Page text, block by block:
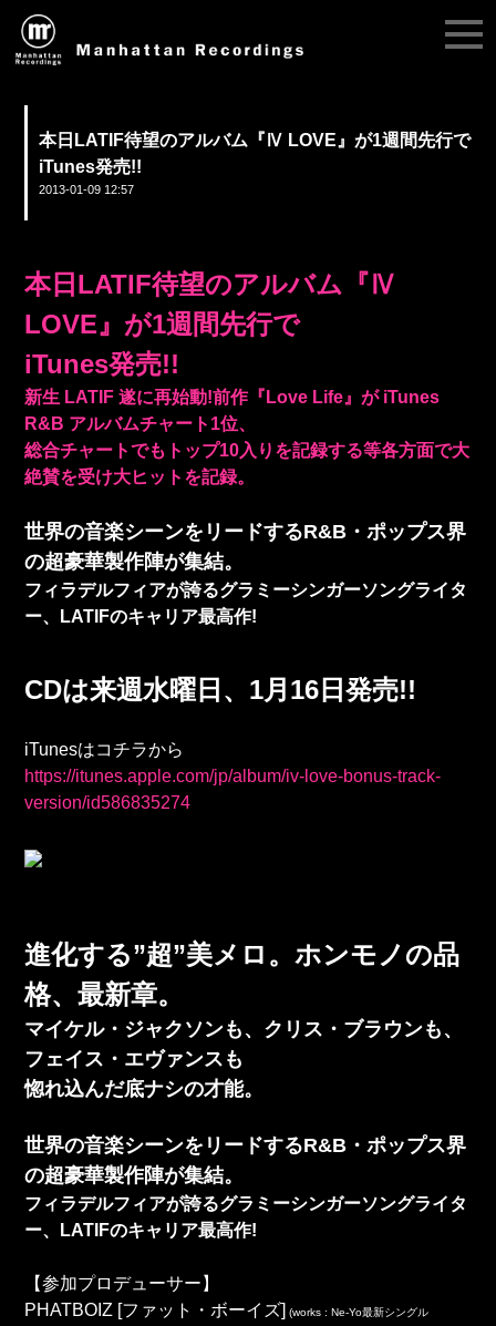
本日LATIF待望のアルバム『Ⅳ LOVE』が1週間先行で
iTunes発売!!
2013-01-09 12:57
本日LATIF待望のアルバム『Ⅳ
LOVE』が1週間先行で
iTunes発売!!
新生 LATIF 遂に再始動!前作『Love Life』が iTunes
R&B アルバムチャート1位、
総合チャートでもトップ10入りを記録する等各方面で大
絶賛を受け大ヒットを記録。
世界の音楽シーンをリードするR&B・ポップス界
の超豪華製作陣が集結。
フィラデルフィアが誇るグラミーシンガーソングライタ
ー、LATIFのキャリア最高作!
CDは来週水曜日、1月16日発売!!
iTunesはコチラから
https://itunes.apple.com/jp/album/iv-love-bonus-track-
version/id586835274
進化する”超”美メロ。ホンモノの品
格、最新章。
マイケル・ジャクソンも、クリス・ブラウンも、
フェイス・エヴァンスも
惚れ込んだ底ナシの才能。
世界の音楽シーンをリードするR&B・ポップス界
の超豪華製作陣が集結。
フィラデルフィアが誇るグラミーシンガーソングライタ
ー、LATIFのキャリア最高作!
【参加プロデューサー】
PHATBOIZ [ファット・ボーイズ] (works : Ne-Yo最新シングル